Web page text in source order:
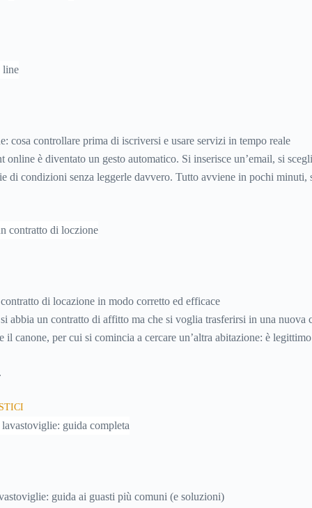
cosa controllare prima di iscriversi e usare servizi in tempo reale
online è diventato un gesto automatico. Si inserisce un’email, si
di condizioni senza leggerle davvero. Tutto avviene in pochi minuti,
di locazione in modo corretto ed efficace
abbia un contratto di affitto ma che si voglia trasferirsi in una nuova
il canone, per cui si comincia a cercare un’altra abitazione: è
di affitto.
guida ai guasti più comuni (e soluzioni)